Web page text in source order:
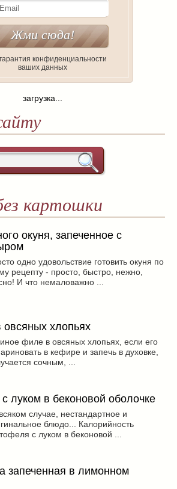
конфиденциальности
ваших данных
загрузка...
картошки
окуня, запеченное с
одно удовольствие готовить окуня по
рецепту - просто, быстро, нежно,
И что немаловажно ...
хлопьях
филе в овсяных хлопьях, если его
в кефире и запечь в духовке,
сочным, ...
луком в беконовой оболочке
случае, нестандартное и
блюдо... Калорийность
с луком в беконовой ...
запеченная в лимонном